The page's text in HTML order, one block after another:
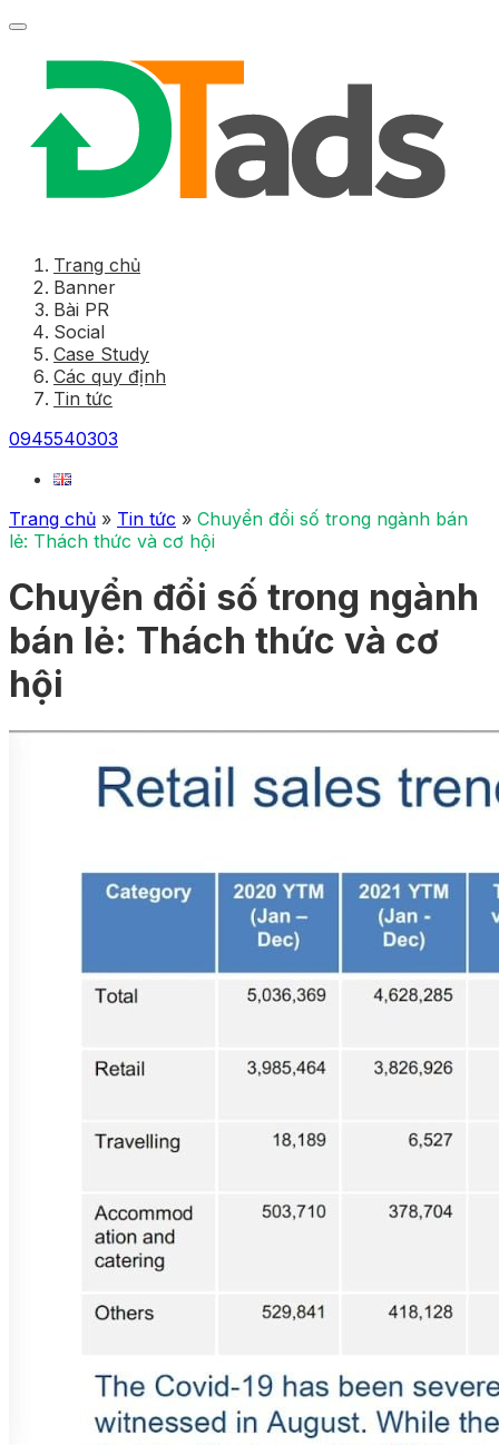
Trang chủ
Banner
Bài PR
Social
Case Study
Các quy định
Tin tức
0945540303
Trang chủ » Tin tức » Chuyển đổi số trong ngành bán
lẻ: Thách thức và cơ hội
Chuyển đổi số trong ngành
bán lẻ: Thách thức và cơ
hội